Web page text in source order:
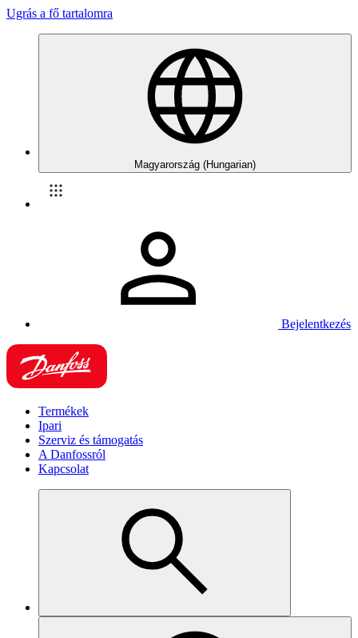
Ugrás a fő tartalomra
Magyarország (Hungarian)
Bejelentkezés
Termékek
Ipari
Szerviz és támogatás
A Danfossról
Kapcsolat